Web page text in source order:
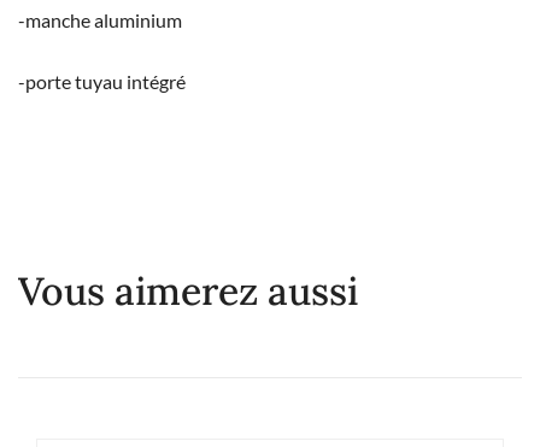
-manche aluminium
-porte tuyau intégré
Vous aimerez aussi